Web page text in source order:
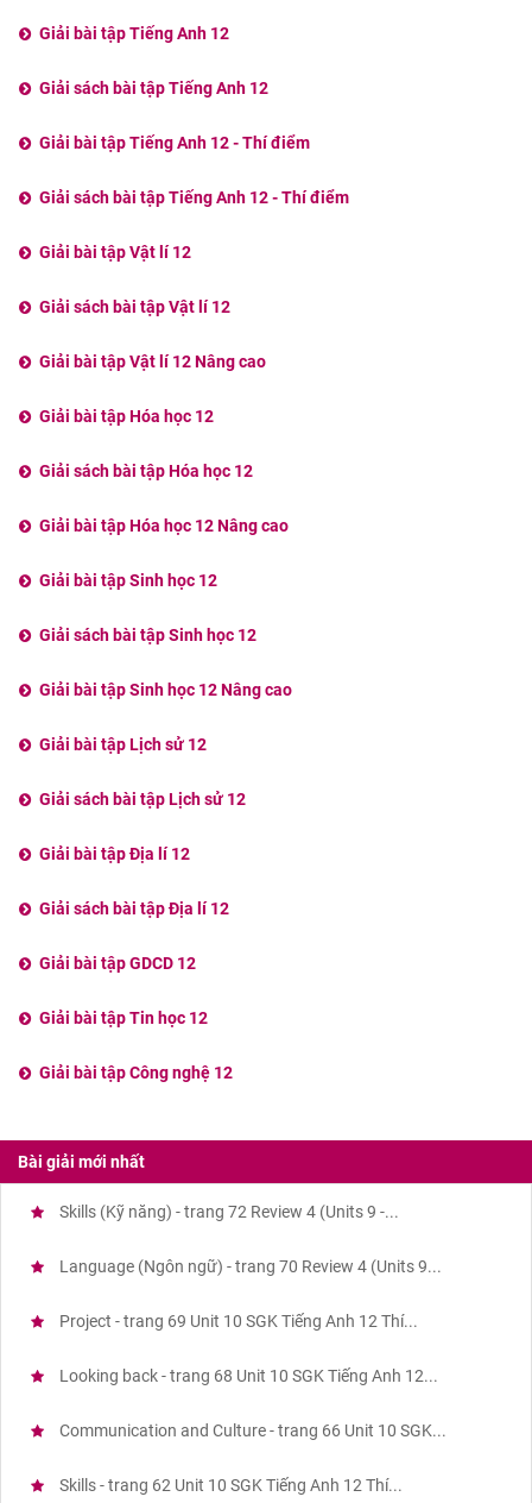
Giải bài tập Tiếng Anh 12
Giải sách bài tập Tiếng Anh 12
Giải bài tập Tiếng Anh 12 - Thí điểm
Giải sách bài tập Tiếng Anh 12 - Thí điểm
Giải bài tập Vật lí 12
Giải sách bài tập Vật lí 12
Giải bài tập Vật lí 12 Nâng cao
Giải bài tập Hóa học 12
Giải sách bài tập Hóa học 12
Giải bài tập Hóa học 12 Nâng cao
Giải bài tập Sinh học 12
Giải sách bài tập Sinh học 12
Giải bài tập Sinh học 12 Nâng cao
Giải bài tập Lịch sử 12
Giải sách bài tập Lịch sử 12
Giải bài tập Địa lí 12
Giải sách bài tập Địa lí 12
Giải bài tập GDCD 12
Giải bài tập Tin học 12
Giải bài tập Công nghệ 12
Bài giải mới nhất
Skills (Kỹ năng) - trang 72 Review 4 (Units 9 -...
Language (Ngôn ngữ) - trang 70 Review 4 (Units 9...
Project - trang 69 Unit 10 SGK Tiếng Anh 12 Thí...
Looking back - trang 68 Unit 10 SGK Tiếng Anh 12...
Communication and Culture - trang 66 Unit 10 SGK...
Skills - trang 62 Unit 10 SGK Tiếng Anh 12 Thí...